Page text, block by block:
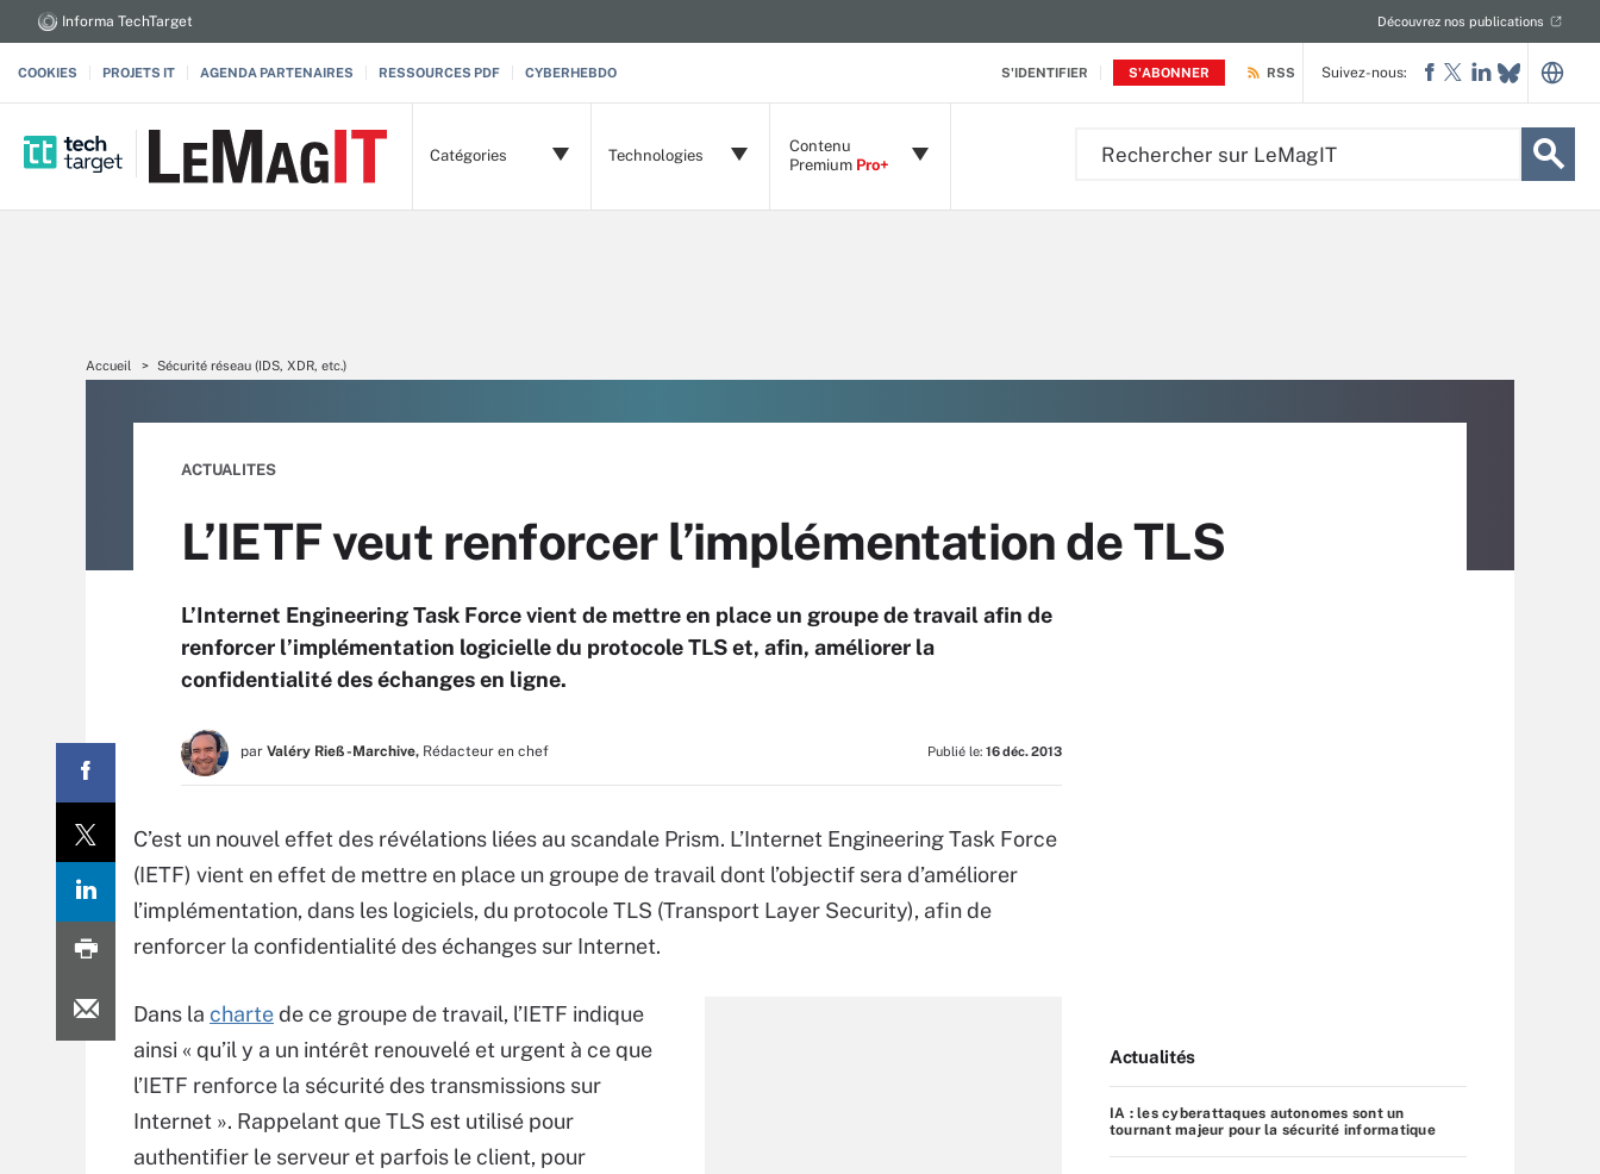
S'IDENTIFIER S'ABONNER
Informa TechTarget Découvrez nos publications
COOKIES PROJETS IT AGENDA PARTENAIRES RESSOURCES PDF CYBERHEBDO RSS
Catégories Technologies
Contenu
Premium Pro+
Suivez-nous:
Accueil Sécurité réseau (IDS, XDR, etc.)
ACTUALITES
L’IETF veut renforcer l’implémentation de TLS
L’Internet Engineering Task Force vient de mettre en place un groupe de travail afin de
renforcer l’implémentation logicielle du protocole TLS et, afin, améliorer la
confidentialité des échanges en ligne.
par Valéry Rieß-Marchive, Rédacteur en chef Publié le: 16 déc. 2013
C’est un nouvel effet des révélations liées au scandale Prism. L’Internet Engineering Task Force
(IETF) vient en effet de mettre en place un groupe de travail dont l’objectif sera d’améliorer
l’implémentation, dans les logiciels, du protocole TLS (Transport Layer Security), afin de
renforcer la confidentialité des échanges sur Internet.
Dans la chartede ce groupe de travail, l’IETF indique
ainsi « qu’il y a un intérêt renouvelé et urgent à ce que
l’IETF renforce la sécurité des transmissions sur
Internet ». Rappelant que TLS est utilisé pour
authentifier le serveur et parfois le client, pour
Actualités
IA : les cyberattaques autonomes sont un
tournant majeur pour la sécurité informatique